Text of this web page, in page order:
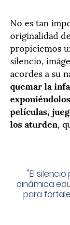
No es tan
originalidad
propiciemos
silencio,
acordes a su
quemar la
películas,
los aturden,
"El
dinámica
para